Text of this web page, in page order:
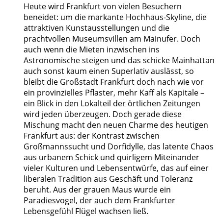
Heute wird Frankfurt von vielen Besuchern
beneidet: um die markante Hochhaus-Skyline, die
attraktiven Kunstausstellungen und die
prachtvollen Museumsvillen am Mainufer. Doch
auch wenn die Mieten inzwischen ins
Astronomische steigen und das schicke Mainhattan
auch sonst kaum einen Superlativ auslässt, so
bleibt die Großstadt Frankfurt doch nach wie vor
ein provinzielles Pflaster, mehr Kaff als Kapitale –
ein Blick in den Lokalteil der örtlichen Zeitungen
wird jeden überzeugen. Doch gerade diese
Mischung macht den neuen Charme des heutigen
Frankfurt aus: der Kontrast zwischen
Großmannssucht und Dorfidylle, das latente Chaos
aus urbanem Schick und quirligem Miteinander
vieler Kulturen und Lebensentwürfe, das auf einer
liberalen Tradition aus Geschäft und Toleranz
beruht. Aus der grauen Maus wurde ein
Paradiesvogel, der auch dem Frankfurter
Lebensgefühl Flügel wachsen ließ.